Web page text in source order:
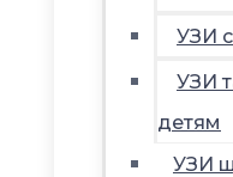
УЗИ
УЗИ
детям
УЗИ